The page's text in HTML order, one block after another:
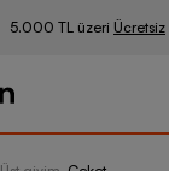
5.000 TL üzeri Ücretsiz